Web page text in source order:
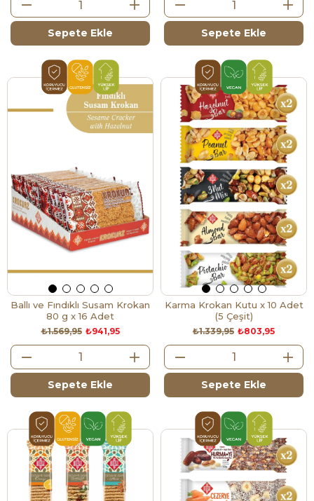
Sepete Ekle Sepete Ekle
Ballı ve Fındıklı Susam Krokan
80 g x 16 Adet
₺941,95
₺1.569,95
Sepete Ekle
Karma Krokan Kutu x 10 Adet
(5 Çeşit)
₺803,95
₺1.339,95
Sepete Ekle